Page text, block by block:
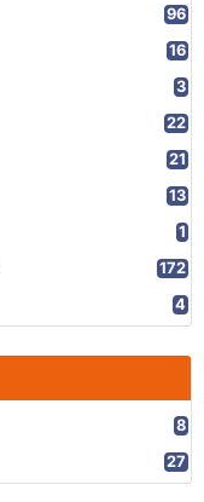
96
16
3
22
21
13
1
172
4
8
27